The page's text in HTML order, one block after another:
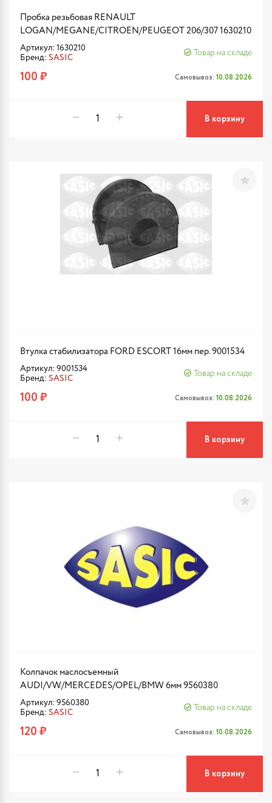
Пробка резьбовая RENAULT
LOGAN/MEGANE/CITROEN/PEUGEOT 206/307 1630210
Артикул: 1630210
Бренд: SASIC
Товар на складе
100 ₽ Самовывоз: 10.08.2026
В корзину
Втулка стабилизатора FORD ESCORT 16мм пер. 9001534
Артикул: 9001534
Бренд: SASIC
Товар на складе
100 ₽ Самовывоз: 10.08.2026
В корзину
Колпачок маслосъемный
AUDI/VW/MERCEDES/OPEL/BMW 6мм 9560380
Артикул: 9560380
Бренд: SASIC
Товар на складе
120 ₽ Самовывоз: 10.08.2026
В корзину